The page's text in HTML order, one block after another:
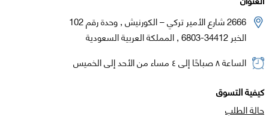
2666 شارع الأمير تركي – الكورنيش , وحدة رقم 102
الخبر 34412-6803 , المملكة العربية السعودية
الساعة ٨ صباحًا إلى ٤ مساء من الأحد إلى الخميس
كيفية التسوق
حالة الطلب